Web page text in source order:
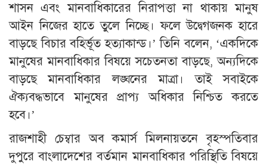
শাসন এবং মানবাধিকারের নিরাপত্তা না থাকায় মানুষ
আইন নিজের হাতে তুলে নিচ্ছে। ফলে উদ্বেগজনক হারে
বাড়ছে বিচার বহির্ভূত হত্যাকান্ড।’ তিনি বলেন, ‘একদিকে
মানুষের মানবাধিকার বিষয়ে সচেতনতা বাড়ছে, অন্যদিকে
বাড়ছে মানবাধিকার লঙ্ঘনের মাত্রা। তাই সবাইকে
ঐক্যবদ্ধভাবে মানুষের প্রাপ্য অধিকার নিশ্চিত করতে
হবে।’
রাজশাহী চেম্বার অব কমার্স মিলনায়তনে বৃহস্পতিবার
দুপুরে বাংলাদেশের বর্তমান মানবাধিকার পরিস্থিতি বিষয়ে